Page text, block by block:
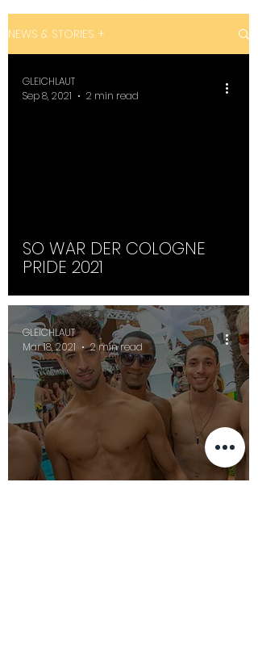
NEWS & STORIES +
SO WAR DER COLOGNE
PRIDE 2021
GLEICHLAUT
Sep 8, 2021
2 min read
GLEICHLAUT
Mar 18, 2021
2 min read